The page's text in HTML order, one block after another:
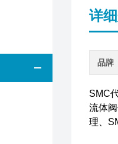
详
品牌
SMC
流体
理、